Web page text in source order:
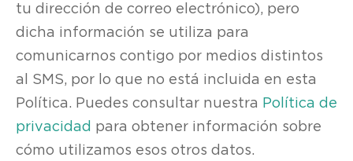
tu dirección de correo electrónico), pero
dicha información se utiliza para
comunicarnos contigo por medios distintos
al SMS, por lo que no está incluida en esta
Política. Puedes consultar nuestra Política de
privacidad para obtener información sobre
cómo utilizamos esos otros datos.